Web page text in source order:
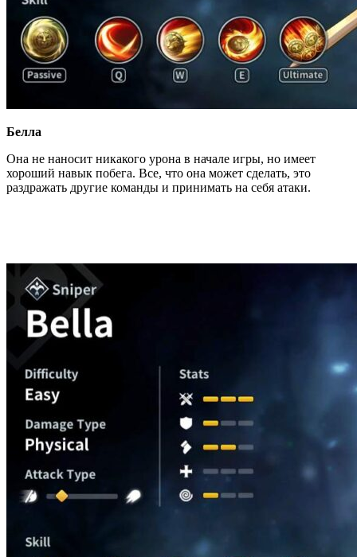
Белла
Она не наносит никакого урона в начале игры, но имеет
хороший навык побега. Все, что она может сделать, это
раздражать другие команды и принимать на себя атаки.